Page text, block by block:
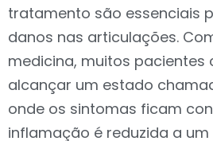
tratamento são essenciais
danos nas articulações.
medicina, muitos pacientes
alcançar um estado
onde os sintomas ficam
inflamação é reduzida a um